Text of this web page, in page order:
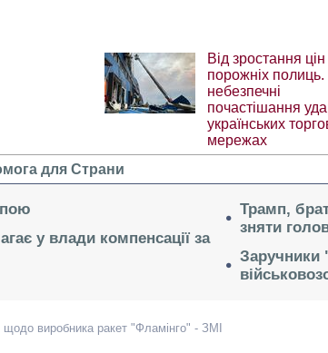
Від зростання
порожніх
небезпечні
почастішання
українських
мережах
для Страни
у влади компенсації за
Трамп,
зняти
Заручники
виробника ракет "Фламінго" - ЗМІ